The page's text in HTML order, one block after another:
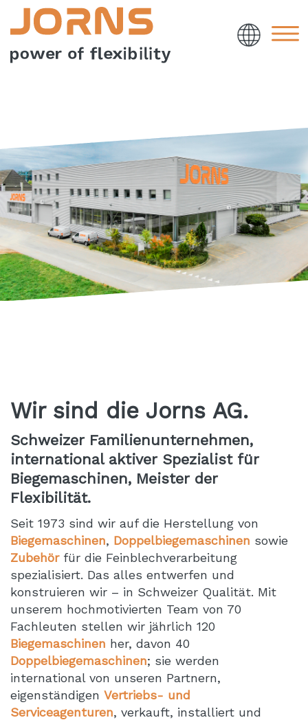
Wir sind die Jorns AG.
Schweizer Familienunternehmen,
international aktiver Spezialist für
Biegemaschinen, Meister der
Flexibilität.
Seit 1973 sind wir auf die Herstellung von
Biegemaschinen, Doppelbiegemaschinen sowie
Zubehörfür die Feinblechverarbeitung
spezialisiert. Das alles entwerfen und
konstruieren wir – in Schweizer Qualität. Mit
unserem hochmotivierten Team von 70
Fachleuten stellen wir jährlich 120
Biegemaschinen her, davon 40
Doppelbiegemaschinen; sie werden
international von unseren Partnern,
eigenständigen Vertriebs- und
Serviceagenturen, verkauft, installiert und